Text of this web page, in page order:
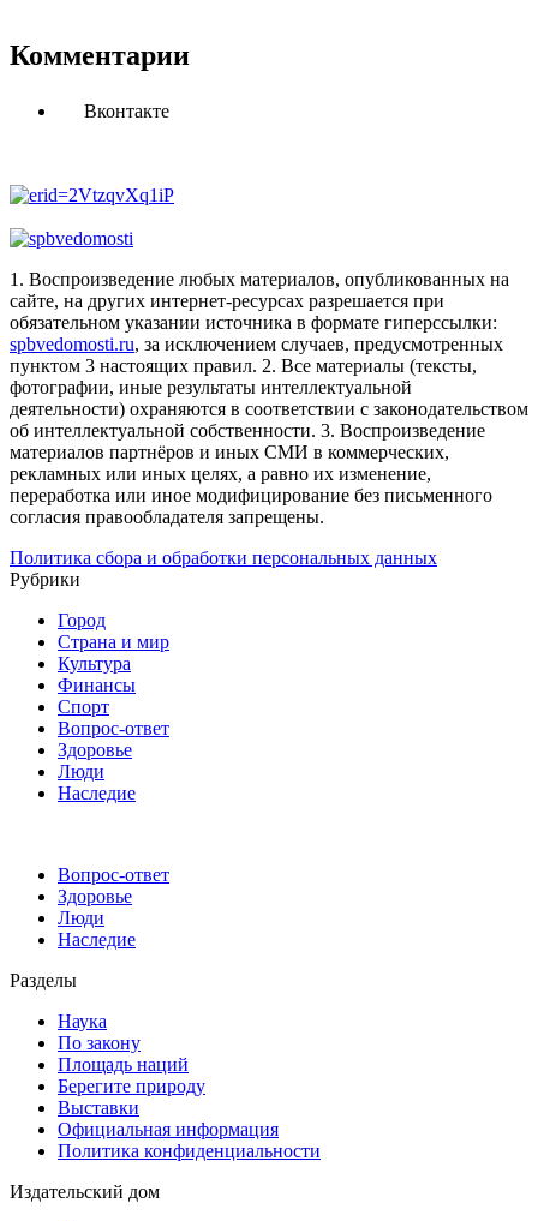
Комментарии
Вконтакте
1. Воспроизведение любых материалов, опубликованных на
сайте, на других интернет-ресурсах разрешается при
обязательном указании источника в формате гиперссылки:
spbvedomosti.ru, за исключением случаев, предусмотренных
пунктом 3 настоящих правил. 2. Все материалы (тексты,
фотографии, иные результаты интеллектуальной
деятельности) охраняются в соответствии с законодательством
об интеллектуальной собственности. 3. Воспроизведение
материалов партнёров и иных СМИ в коммерческих,
рекламных или иных целях, а равно их изменение,
переработка или иное модифицирование без письменного
согласия правообладателя запрещены.
Политика сбора и обработки персональных данных
Рубрики
Город
Страна и мир
Культура
Финансы
Спорт
Вопрос-ответ
Здоровье
Люди
Наследие
Вопрос-ответ
Здоровье
Люди
Наследие
Разделы
Наука
По закону
Площадь наций
Берегите природу
Выставки
Официальная информация
Политика конфиденциальности
Издательский дом